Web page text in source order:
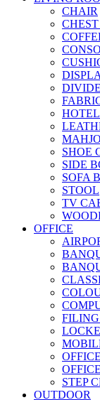
CHAIR
SHOE
SIDE
SOFA
STOOL
TV
OFFICE
STEP
OUTDOOR